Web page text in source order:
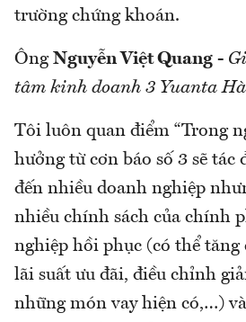
trường chứng khoán.
Ông Nguyễn Việt Quang -
tâm kinh doanh 3 Yuanta
Tôi luôn quan điểm “Trong
hưởng từ cơn báo số 3 sẽ tác
đến nhiều doanh nghiệp
nhiều chính sách của chính
nghiệp hồi phục (có thể
lãi suất ưu đãi, điều chỉnh
những món vay hiện có,…)